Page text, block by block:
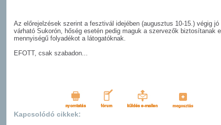
Az előrejelzések szerint a fesztivál idejében (augusztus 10-15.) végig jó
várható Sukorón, hőség esetén pedig maguk a szervezők biztosítanak
mennyiségű folyadékot a látogatóknak.
EFOTT, csak szabadon...
Kapcsolódó cikkek: